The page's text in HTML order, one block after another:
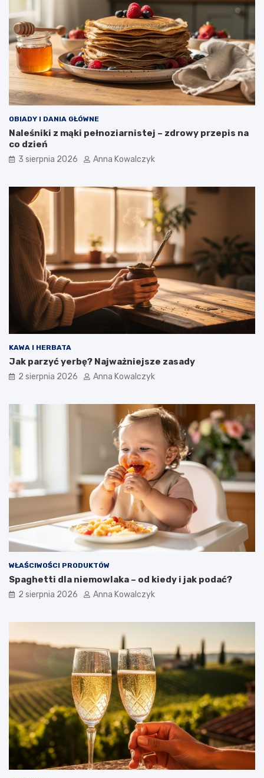
OBIADY I DANIA GŁÓWNE
Naleśniki z mąki pełnoziarnistej – zdrowy przepis na
co dzień
3 sierpnia 2026 Anna Kowalczyk
KAWA I HERBATA
Jak parzyć yerbę? Najważniejsze zasady
2 sierpnia 2026 Anna Kowalczyk
WŁAŚCIWOŚCI PRODUKTÓW
Spaghetti dla niemowlaka – od kiedy i jak podać?
2 sierpnia 2026 Anna Kowalczyk